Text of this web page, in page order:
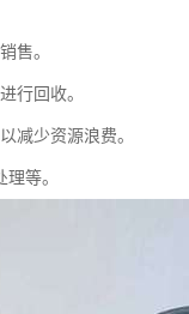
售。
行回收。
减少资源浪费。
等。